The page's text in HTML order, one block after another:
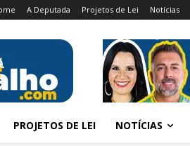
A Deputada Projetos de Lei Notícias
PROJETOS DE LEI NOTÍCIAS